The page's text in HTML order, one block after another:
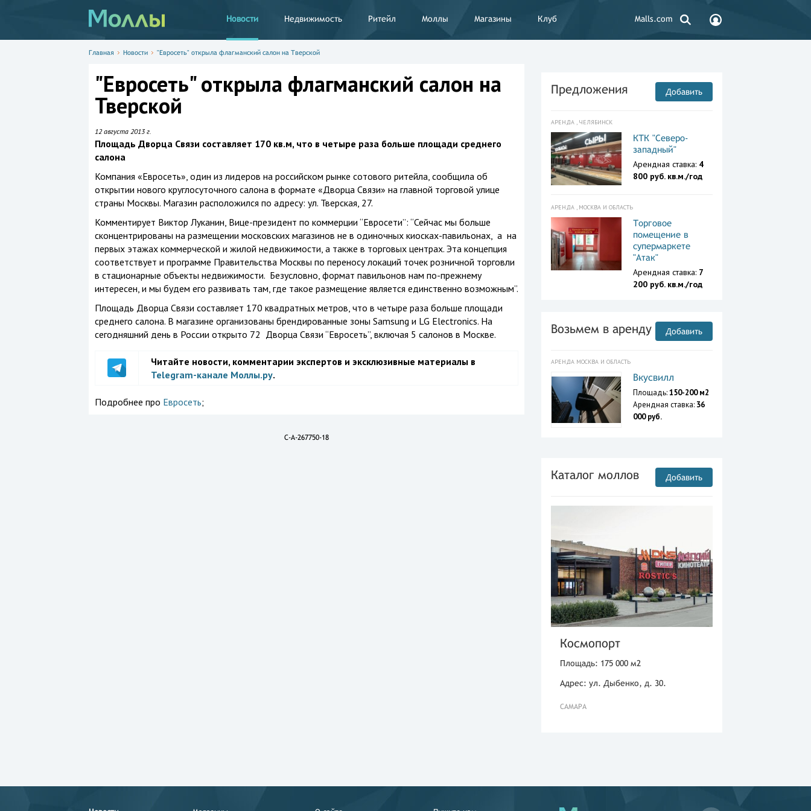
Новости Недвижимость Ритейл Моллы Магазины Клуб Malls.com
Главная Новости "Евросеть" открыла флагманский салон на Тверской
"Евросеть" открыла флагманский салон на
Тверской
12 августа 2013 г.
Площадь Дворца Связи составляет 170 кв.м, что в четыре раза больше площади среднего
салона
Компания «Евросеть», один из лидеров на российском рынке сотового ритейла, сообщила об
открытии нового круглосуточного салона в формате «Дворца Связи» на главной торговой улице
страны Москвы. Магазин расположился по адресу: ул. Тверская, 27.
Комментирует Виктор Луканин, Вице-президент по коммерции “Евросети”: “Сейчас мы больше
сконцентрированы на размещении московских магазинов не в одиночных киосках-павильонах, а на
первых этажах коммерческой и жилой недвижимости, а также в торговых центрах. Эта концепция
соответствует и программе Правительства Москвы по переносу локаций точек розничной торговли
в стационарные объекты недвижимости. Безусловно, формат павильонов нам по-прежнему
интересен, и мы будем его развивать там, где такое размещение является единственно возможным”.
Площадь Дворца Связи составляет 170 квадратных метров, что в четыре раза больше площади
среднего салона. В магазине организованы брендированные зоны Samsung и LG Electronics. На
сегодняшний день в России открыто 72 Дворца Связи “Евросеть”, включая 5 салонов в Москве.
Читайте новости, комментарии экспертов и эксклюзивные материалы в
Telegram-канале Моллы.ру.
Подробнее про Евросеть;
C-A-267750-18
Предложения Добавить
АРЕНДА , ЧЕЛЯБИНСК
КТК "Северо-
западный"
Арендная ставка: 4
800 руб. кв.м./год
АРЕНДА , МОСКВА И ОБЛАСТЬ
Торговое
помещение в
супермаркете
"Атак"
Арендная ставка: 7
200 руб. кв.м./год
Возьмем в аренду Добавить
АРЕНДА МОСКВА И ОБЛАСТЬ
Вкусвилл
Площадь:150-200 м2
Арендная ставка: 36
000 руб.
Каталог моллов Добавить
Космопорт
Площадь: 175 000 м2
Адрес: ул. Дыбенко, д. 30.
САМАРА